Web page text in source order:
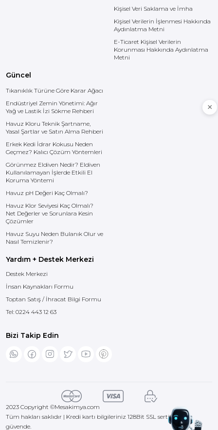
çözülemez bir hale gelir.
yüzeyindeki sürtünme
kazalarına davetiye
çıkarırken, aynı zamanda
epoksi veya beton
yüzeylerin gözenek
deformasyonlara yol
açar.Zemin temizleme
makinesi kullanımı, bu tür
ağır kirlerle mücadelede
en etkili yöntemdir;
mekanik gücü, kullanılan
kapasitesiyle sınırlıdır.
Mesa Kimya olarak
geliştirdiğimiz zemin
yönetim protokolleri,
kirin yüzeye tutunma
kuvvetini) kırmayı
hedefler. Geleneksel
deterjanlar kiri sadece
profesyonel
formüllerimiz kir
moleküllerini emülsiyon
haline getirerek
boru hattında tortu
bırakmadan tahliye
etmesini sağlar.Modern
tesisat ve zemin
kaplamasına verdiği
zarardır. Scrubby Pro
serisi ürünlerimiz,
içeriğindeki özel
korozyon inhibitörleri
Kişisel Veri Saklama ve İmha
Kişisel Verilerin İşlenmesi Hakkında
Aydınlatma Metni
E-Ticaret Kişisel Verilerin
Korunması Hakkında Aydınlatma
Metni
Güncel
Tıkanıklık Türüne Göre Karar Ağacı
Endüstriyel Zemin Yönetimi: Ağır
Yağ ve Lastik İzi Sökme Rehberi
Havuz Kloru Teknik Şartname,
Yasal Şartlar ve Satın Alma Rehberi
Erkek Kedi İdrar Kokusu Neden
Geçmez? Kalıcı Çözüm Yöntemleri
Görünmez Eldiven Nedir? Eldiven
Kullanılamayan İşlerde Etkili El
Koruma Yöntemi
Havuz pH Değeri Kaç Olmalı?
Havuz Klor Seviyesi Kaç Olmalı?
Net Değerler ve Sorunlara Kesin
Çözümler
Havuz Suyu Neden Bulanık Olur ve
Nasıl Temizlenir?
Yardım + Destek Merkezi
Destek Merkezi
İnsan Kaynakları Formu
Toptan Satış / İhracat Bilgi Formu
Tel: 0224 443 12 63
Bizi Takip Edin
2023 Copyright ©Mesakimya.com
Tüm hakları saklıdır | Kredi kartı bilgileriniz 128Bit SSL sertifikası ile
güvende.